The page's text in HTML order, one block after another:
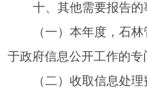
十、其他需要报告的
（一） 本年度， 石林
于政府信息公开工作的专
（二）收取信息处